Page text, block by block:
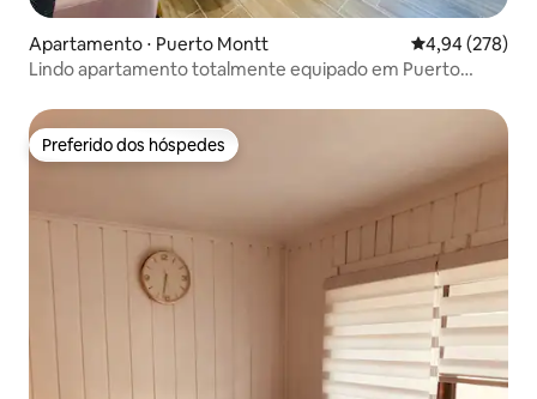
Apartamento ⋅ Puerto Montt 4,94 de uma
4,94 (278)
Lindo apartamento totalmente equipado em Puerto
Preferido dos hóspedes
Preferido dos hóspedes